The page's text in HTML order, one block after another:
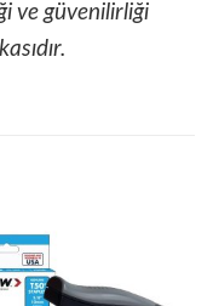
ve güvenilirliği